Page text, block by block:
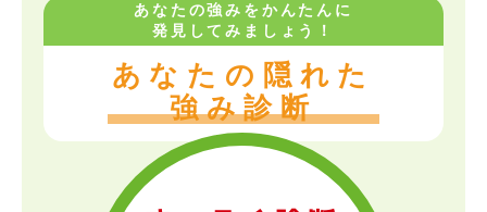
あなたの強みをかんたんに
発見してみましょう！
あなたの隠れた
強み診断